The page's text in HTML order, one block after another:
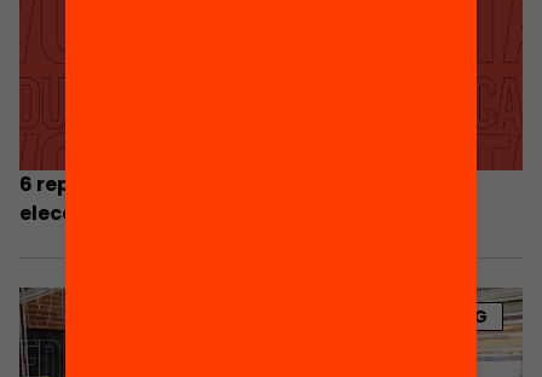
6 reptes educatius en joc a les properes
eleccions (i com abordar-los)
BLOG